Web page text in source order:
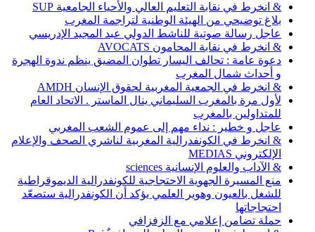
& انخرط في نقابة التعليم العالي والأحياء الجامعية SUP
بلاغ توضيحي من الهيئة الوطنية لتراجمة المغرب
عاجل رسالة صوتية للناشط الدولي عبد المجيد الإدريسي
& انخرط في نقابة المحامون AVOCATS
دعوة عامة : تحالف اليسار تطوان المضيق ينظم ندوة الهجرة
و أحداث شمال المغرب
& انخرط في الجمعية المغربية لحقوق الإنسان AMDH
لأول مرة بالمغرب السليماني ينال الماستر . الاتحاد العام
للمتداولين بالمغرب
عاجل و خطير : نداء مهم إلى عموم الشعب المغربي
& انخرط في الكونفدرالية المغربية لناشري الصحف والإعلام
الإلكتروني MEDIAS
& الآداب والعلوم الإنسانية sciences
منع المسيرة الجهوية الاحتجاجية للكونفدرالية الديموقراطية
للشغل بالعيون وهوير العلمي يؤكد أن الكونفدرالية ستصعّد
احتجاجاتها
حملة تضامن إعلامي مع الزفزافي